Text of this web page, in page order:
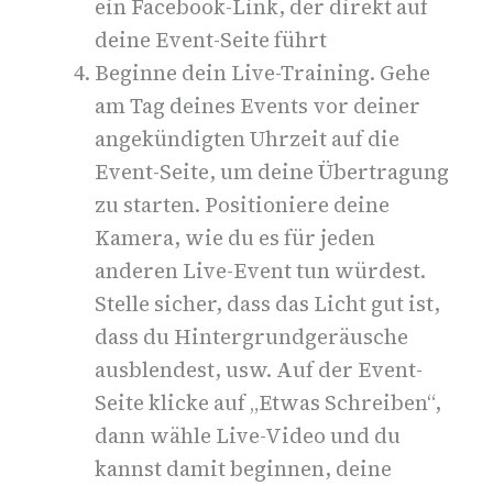
ein Facebook-Link, der direkt auf
deine Event-Seite führt
Beginne dein Live-Training. Gehe
am Tag deines Events vor deiner
angekündigten Uhrzeit auf die
Event-Seite, um deine Übertragung
zu starten. Positioniere deine
Kamera, wie du es für jeden
anderen Live-Event tun würdest.
Stelle sicher, dass das Licht gut ist,
dass du Hintergrundgeräusche
ausblendest, usw. Auf der Event-
Seite klicke auf „Etwas Schreiben“,
dann wähle Live-Video und du
kannst damit beginnen, deine